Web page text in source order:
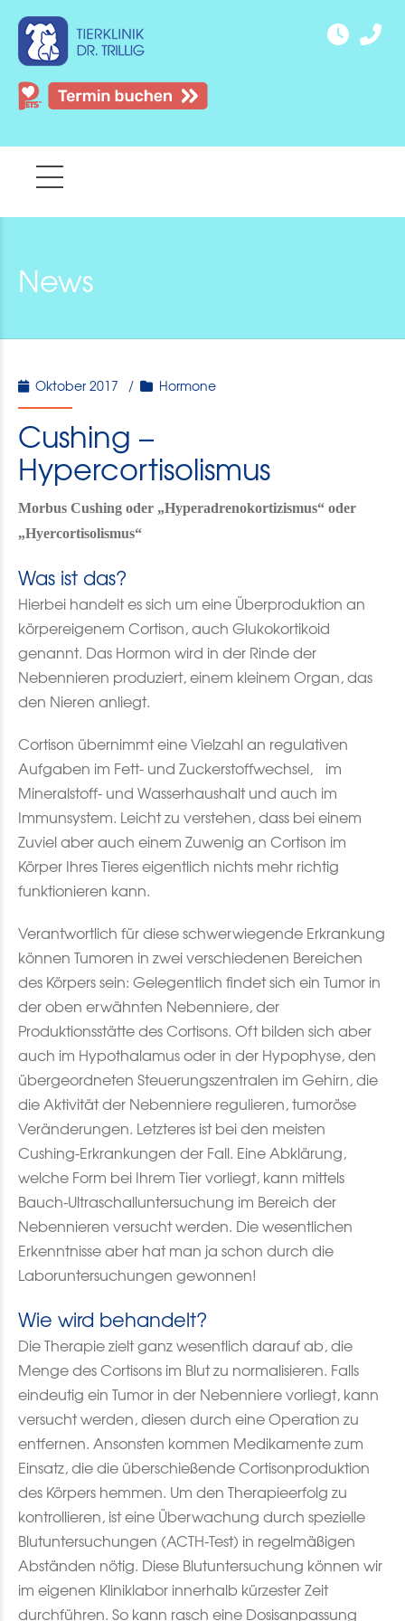
News
Oktober 2017 Hormone
Cushing –
Hypercortisolismus
Morbus Cushing oder „Hyperadrenokortizismus“ oder
„Hyercortisolismus“
Was ist das?
Hierbei handelt es sich um eine Überproduktion an
körpereigenem Cortison, auch Glukokortikoid
genannt. Das Hormon wird in der Rinde der
Nebennieren produziert, einem kleinem Organ, das
den Nieren anliegt.
Cortison übernimmt eine Vielzahl an regulativen
Aufgaben im Fett- und Zuckerstoffwechsel, im
Mineralstoff- und Wasserhaushalt und auch im
Immunsystem. Leicht zu verstehen, dass bei einem
Zuviel aber auch einem Zuwenig an Cortison im
Körper Ihres Tieres eigentlich nichts mehr richtig
funktionieren kann.
Verantwortlich für diese schwerwiegende Erkrankung
können Tumoren in zwei verschiedenen Bereichen
des Körpers sein: Gelegentlich findet sich ein Tumor in
der oben erwähnten Nebenniere, der
Produktionsstätte des Cortisons. Oft bilden sich aber
auch im Hypothalamus oder in der Hypophyse, den
übergeordneten Steuerungszentralen im Gehirn, die
die Aktivität der Nebenniere regulieren, tumoröse
Veränderungen. Letzteres ist bei den meisten
Cushing-Erkrankungen der Fall. Eine Abklärung,
welche Form bei Ihrem Tier vorliegt, kann mittels
Bauch-Ultraschalluntersuchung im Bereich der
Nebennieren versucht werden. Die wesentlichen
Erkenntnisse aber hat man ja schon durch die
Laboruntersuchungen gewonnen!
Wie wird behandelt?
Die Therapie zielt ganz wesentlich darauf ab, die
Menge des Cortisons im Blut zu normalisieren. Falls
eindeutig ein Tumor in der Nebenniere vorliegt, kann
versucht werden, diesen durch eine Operation zu
entfernen. Ansonsten kommen Medikamente zum
Einsatz, die die überschießende Cortisonproduktion
des Körpers hemmen. Um den Therapieerfolg zu
kontrollieren, ist eine Überwachung durch spezielle
Blutuntersuchungen (ACTH-Test) in regelmäßigen
Abständen nötig. Diese Blutuntersuchung können wir
im eigenen Kliniklabor innerhalb kürzester Zeit
durchführen. So kann rasch eine Dosisanpassung